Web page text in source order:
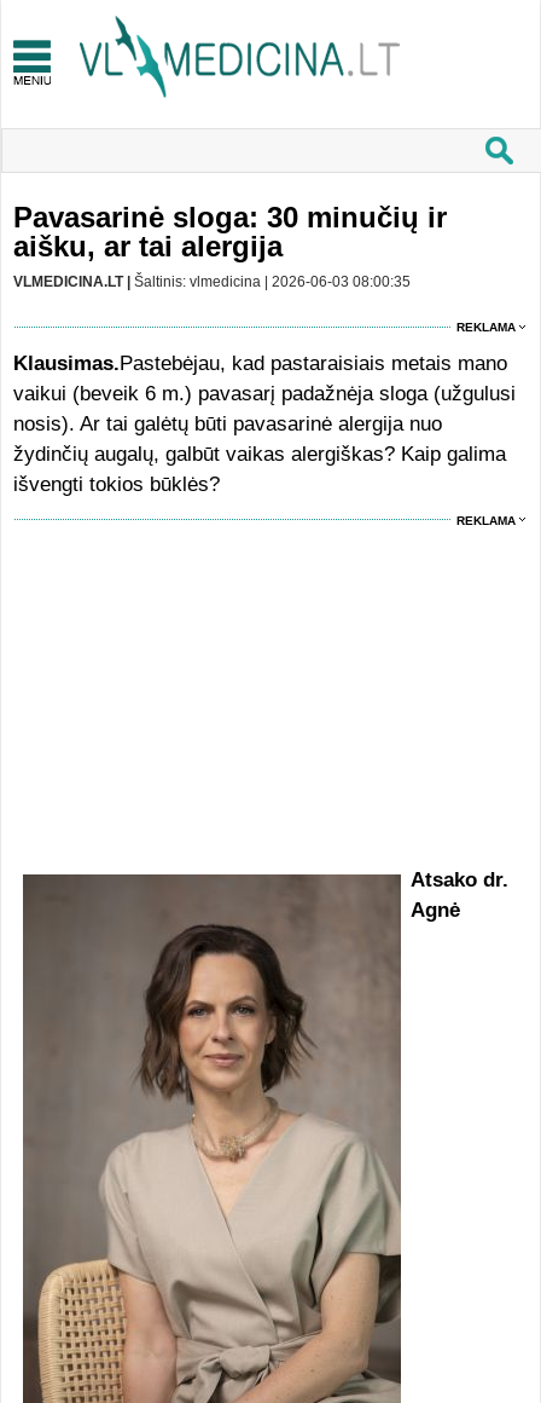
Pavasarinė sloga: 30 minučių ir
aišku, ar tai alergija
VLMEDICINA.LT | Šaltinis: vlmedicina | 2026-06-03 08:00:35
REKLAMA
Klausimas.Pastebėjau, kad pastaraisiais metais mano
vaikui (beveik 6 m.) pavasarį padažnėja sloga (užgulusi
nosis). Ar tai galėtų būti pavasarinė alergija nuo
žydinčių augalų, galbūt vaikas alergiškas? Kaip galima
išvengti tokios būklės?
REKLAMA
Atsako dr.
Agnė